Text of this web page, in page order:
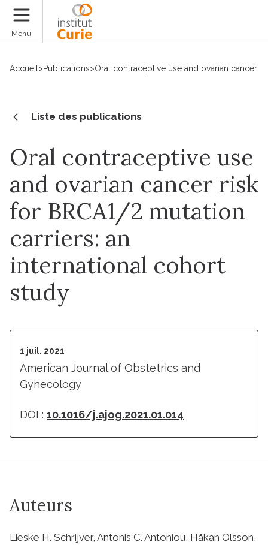
Menu
Accueil >Publications>Oral contraceptive use and ovarian cancer
Liste des publications
Oral contraceptive use
and ovarian cancer risk
for BRCA1/2 mutation
carriers: an
international cohort
study
1 juil. 2021
American Journal of Obstetrics and
Gynecology
DOI : 10.1016/j.ajog.2021.01.014
Auteurs
Lieske H. Schrijver, Antonis C. Antoniou, Håkan Olsson,